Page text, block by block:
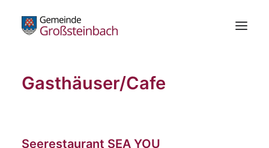
Gemeinde
Die Schachblume
Gasthäuser/Cafe
Seerestaurant SEA YOU